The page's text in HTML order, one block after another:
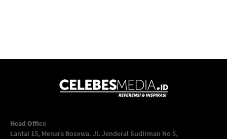
Head Office
Lantai 15, Menara Bosowa. Jl. Jenderal Sudirman No 5,